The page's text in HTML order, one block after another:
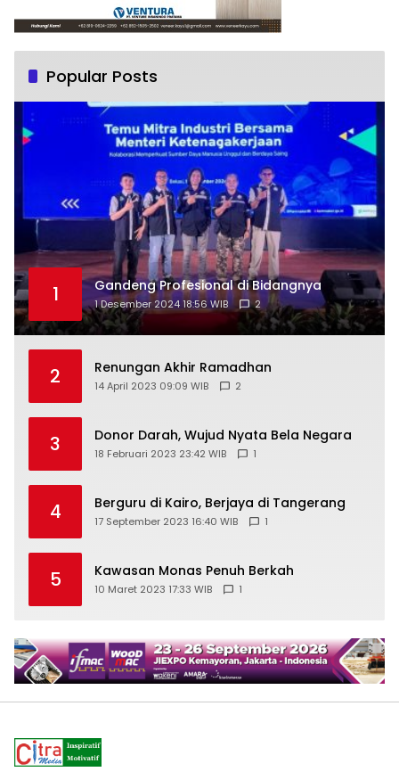
Popular Posts
1 Gandeng Profesional di Bidangnya
1 Desember 2024 18:56 WIB 2
2 Renungan Akhir Ramadhan
14 April 2023 09:09 WIB 2
3 Donor Darah, Wujud Nyata Bela Negara
18 Februari 2023 23:42 WIB 1
4 Berguru di Kairo, Berjaya di Tangerang
17 September 2023 16:40 WIB 1
5 Kawasan Monas Penuh Berkah
10 Maret 2023 17:33 WIB 1